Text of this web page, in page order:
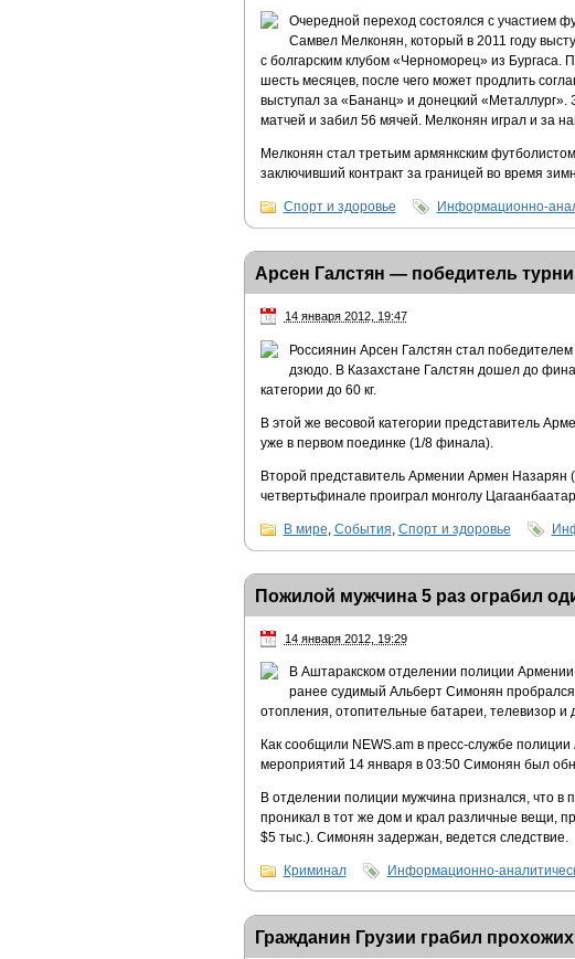
Очередной переход состоялся с участием
Самвел Мелконян, который в 2011 году
с болгарским клубом «Черноморец» из Бургаса.
шесть месяцев, после чего может продлить
выступал за «Бананц» и донецкий
матчей и забил 56 мячей. Мелконян играл и за
Мелконян стал третьим армянкским
заключивший контракт за границей во время
Спорт и здоровье Информационно-
Арсен Галстян — победитель
14 января 2012, 19:47
Россиянин Арсен Галстян стал
дзюдо. В Казахстане Галстян дошел до
категории до 60 кг.
В этой же весовой категории представитель
уже в первом поединке (1/8 финала).
Второй представитель Армении Армен Назарян
четвертьфинале проиграл монголу
В мире События Спорт и здоровье
Пожилой мужчина 5 раз ограбил
14 января 2012, 19:29
В Аштаракском отделении полиции
ранее судимый Альберт Симонян пробрался
отопления, отопительные батареи, телевизор и
Как сообщили NEWS.am в пресс-службе
мероприятий 14 января в 03:50 Симонян был
В отделении полиции мужчина признался, что в
проникал в тот же дом и крал различные вещи,
$5 тыс.). Симонян задержан, ведется следствие.
Криминал Информационно-
Гражданин Грузии грабил